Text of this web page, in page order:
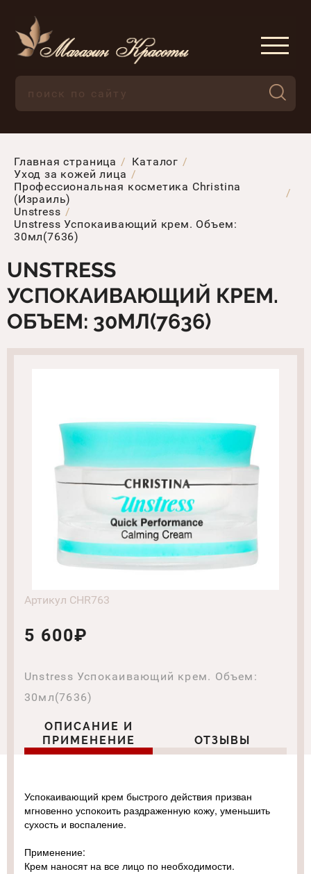
Главная страница
Каталог
Уход за кожей лица
Профессиональная косметика Christina
(Израиль)
Unstress
Unstress Успокаивающий крем. Объем:
30мл(7636)
UNSTRESS
УСПОКАИВАЮЩИЙ КРЕМ.
ОБЪЕМ: 30МЛ(7636)
Артикул CHR763
5 600₽
Unstress Успокаивающий крем. Объем:
30мл(7636)
ОПИСАНИЕ И
ПРИМЕНЕНИЕ
ОТЗЫВЫ
Успокаивающий крем быстрого действия призван
мгновенно успокоить раздраженную кожу, уменьшить
сухость и воспаление.
Применение:
Крем наносят на все лицо по необходимости.